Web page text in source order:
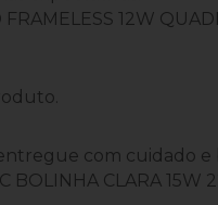
FRAMELESS 12W
com cuidado e
BOLINHA CLARA 15W